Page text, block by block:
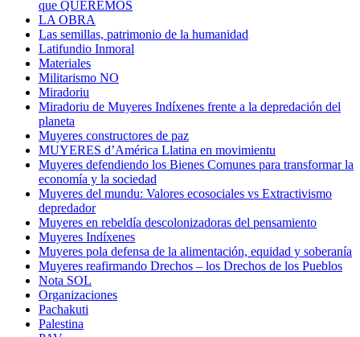
que QUEREMOS
LA OBRA
Las semillas, patrimonio de la humanidad
Latifundio Inmoral
Materiales
Militarismo NO
Miradoriu
Miradoriu de Muyeres Indíxenes frente a la depredación del
planeta
Muyeres constructores de paz
MUYERES d’América Llatina en movimientu
Muyeres defendiendo los Bienes Comunes para transformar la
economía y la sociedad
Muyeres del mundu: Valores ecosociales vs Extractivismo
depredador
Muyeres en rebeldía descolonizadoras del pensamiento
Muyeres Indíxenes
Muyeres pola defensa de la alimentación, equidad y soberanía
Muyeres reafirmando Drechos – los Drechos de los Pueblos
Nota SOL
Organizaciones
Pachakuti
Palestina